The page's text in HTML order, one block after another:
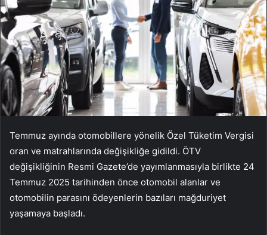
Temmuz ayında otomobillere yönelik Özel Tüketim Vergisi
oran ve matrahlarında değişikliğe gidildi. ÖTV
değişikliğinin Resmi Gazete’de yayımlanmasıyla birlikte 24
Temmuz 2025 tarihinden önce otomobil alanlar ve
otomobilin parasını ödeyenlerin bazıları mağduriyet
yaşamaya başladı.